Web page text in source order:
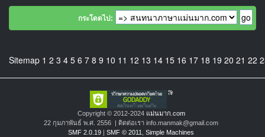
กระโดดไป:
Sitemap 1 2 3 4 5 6 7 8 9 10 11 12 13 14 15 16 17 18 19 20 21 22
Copyright © 2012-2024 แม่นมาก.com
22 กุมภาพันธ์ พ.ศ. 2556 | ติดต่อเรา info.manmak@gmail.com
SMF 2.0.19
SMF © 2011 Simple Machines